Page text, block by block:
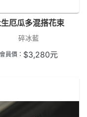
厄瓜多混搭花束
碎冰藍
會員價： $3,280元